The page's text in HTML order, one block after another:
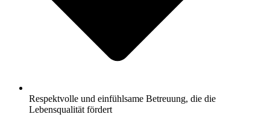
Respektvolle und einfühlsame Betreuung, die die
Lebensqualität fördert